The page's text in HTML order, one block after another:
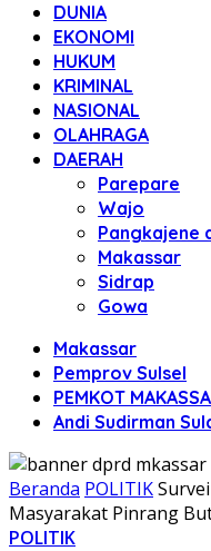
DUNIA
EKONOMI
HUKUM
KRIMINAL
NASIONAL
OLAHRAGA
DAERAH
Parepare
Wajo
Pangkajene
Makassar
Sidrap
Gowa
Makassar
Pemprov Sulsel
PEMKOT
Andi Sudirman
Beranda POLITIK
Masyarakat Pinrang
POLITIK